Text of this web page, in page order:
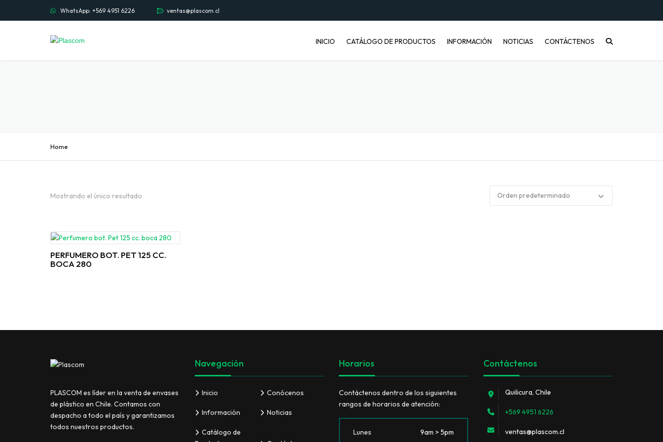
WhatsApp: +569 4951 6226 ventas@plascom.cl
INICIO CATÁLOGO DE PRODUCTOS INFORMACIÓN
CÓMO COMPRAR
NOTICIAS CONTÁCTENOS
Home
Mostrando el único resultado
PERFUMERO BOT. PET 125 CC.
BOCA 280
PLASCOM es líder en la venta de envases
de plástico en Chile. Contamos con
despacho a todo el país y garantizamos
todos nuestros productos.
Navegación
Inicio Conócenos
Información Noticias
Catálogo de
Horarios
Contáctenos dentro de los siguientes
rangos de horarios de atención:
Lunes 9am > 5pm
Contáctenos
Quilicura, Chile
+569 4951 6226
ventas@plascom.cl